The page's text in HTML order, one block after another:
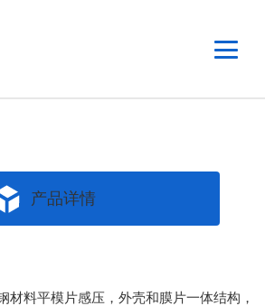
产品详情
材料平模片感压，外壳和膜片一体结构，